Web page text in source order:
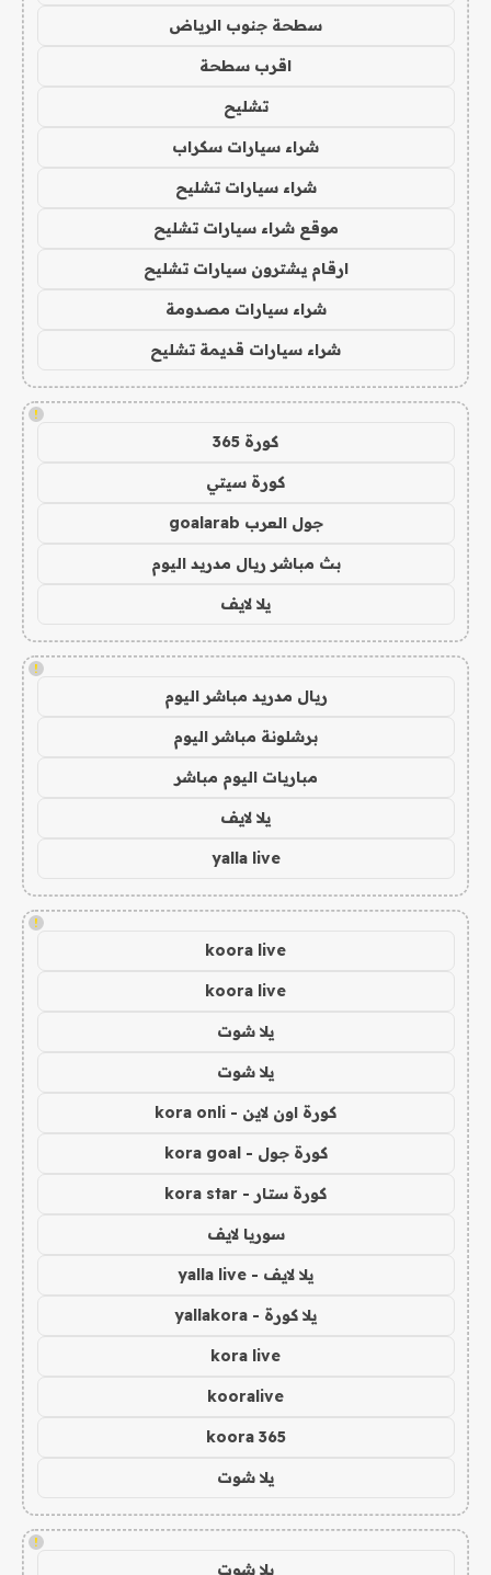
سطحة جنوب الرياض
اقرب سطحة
تشليح
شراء سيارات سكراب
شراء سيارات تشليح
موقع شراء سيارات تشليح
ارقام يشترون سيارات تشليح
شراء سيارات مصدومة
شراء سيارات قديمة تشليح
!
كورة 365
كورة سيتي
جول العرب goalarab
بث مباشر ريال مدريد اليوم
يلا لايف
!
ريال مدريد مباشر اليوم
برشلونة مباشر اليوم
مباريات اليوم مباشر
يلا لايف
yalla live
!
koora live
koora live
يلا شوت
يلا شوت
كورة اون لاين - kora onli
كورة جول - kora goal
كورة ستار - kora star
سوريا لايف
يلا لايف - yalla live
يلا كورة - yallakora
kora live
kooralive
koora 365
يلا شوت
!
يلا شوت